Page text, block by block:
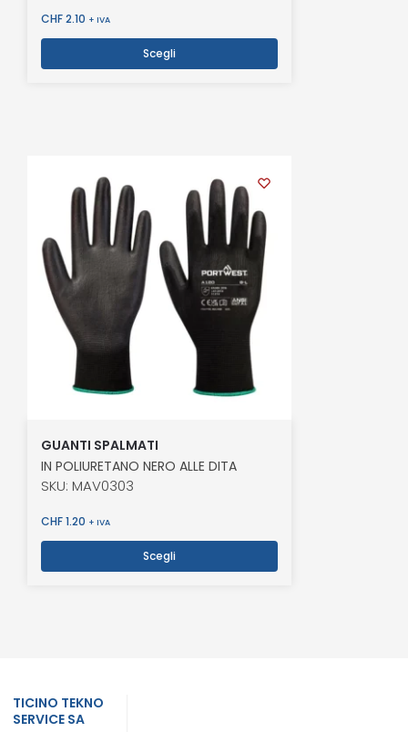
CHF2.10 + IVA
Scegli
GUANTI SPALMATI
IN POLIURETANO NERO ALLE DITA
SKU: MAV0303
CHF1.20 + IVA
Scegli
TICINO TEKNO
SERVICE SA